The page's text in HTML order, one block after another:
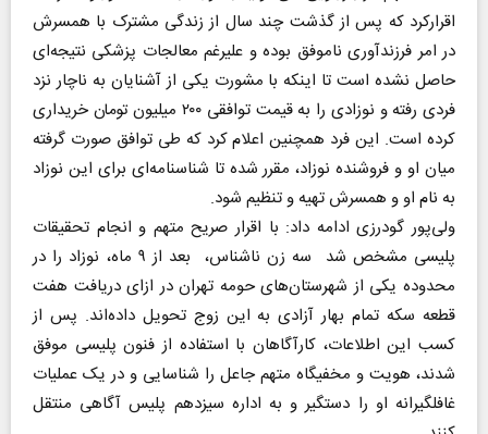
اقرارکرد که پس از گذشت چند سال از زندگی مشترک با همسرش
در امر فرزندآوری ناموفق بوده و علیرغم معالجات پزشکی نتیجه‌ای
حاصل نشده است تا اینکه با مشورت یکی از آشنایان به ناچار نزد
فردی رفته و نوزادی را به قیمت توافقی ۲۰۰ میلیون تومان خریداری
کرده است. این فرد همچنین اعلام کرد که طی توافق صورت گرفته
میان او و فروشنده نوزاد، مقرر شده تا شناسنامه‌ای برای این نوزاد
به نام او و همسرش تهیه و تنظیم شود.
ولی‌پور گودرزی ادامه داد:‌ با اقرار صریح متهم و انجام تحقیقات
پلیسی مشخص شد سه زن ناشناس، بعد از ۹ ماه، نوزاد را در
محدوده یکی از شهرستان‌های حومه تهران در ازای دریافت هفت
قطعه سکه تمام بهار آزادی به این زوج تحویل داده‌اند. پس از
کسب این اطلاعات، کارآگاهان با استفاده از فنون پلیسی موفق
شدند، هویت و مخفیگاه متهم جاعل را شناسایی و در یک عملیات
غافلگیرانه او را دستگیر و به اداره سیزدهم پلیس ‌آگاهی منتقل